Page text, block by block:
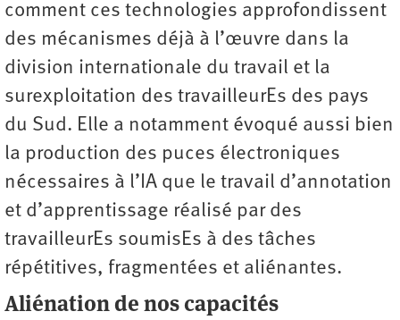
comment ces technologies approfondissent
des mécanismes déjà à l’œuvre dans la
division internationale du travail et la
surexploitation des travailleurEs des pays
du Sud. Elle a notamment évoqué aussi bien
la production des puces électroniques
nécessaires à l’IA que le travail d’annotation
et d’apprentissage réalisé par des
travailleurEs soumisEs à des tâches
répétitives, fragmentées et aliénantes.
Aliénation de nos capacités